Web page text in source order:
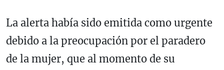
La alerta había sido emitida como urgente
debido a la preocupación por el paradero
de la mujer, que al momento de su